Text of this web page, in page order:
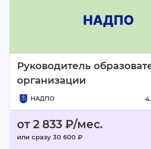
Руководитель
организации
НАДПО
от 2 833 ₽/мес.
или сразу 30 600 ₽